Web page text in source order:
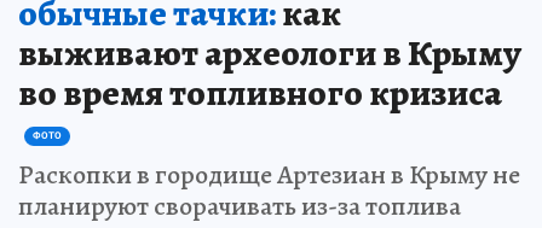
обычные тачки:как
выживают археологи в Крыму
во время топливного кризиса
ФОТО
Раскопки в городище Артезиан в Крыму не
планируют сворачивать из-за топлива